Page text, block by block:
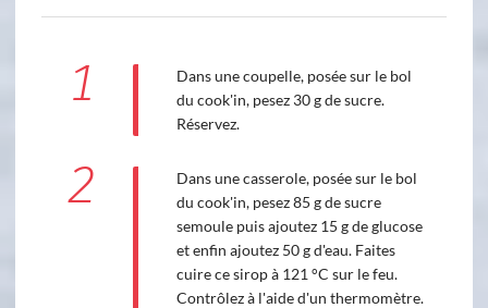
1
Dans une coupelle, posée sur le bol
du cook'in, pesez 30 g de sucre.
Réservez.
2
Dans une casserole, posée sur le bol
du cook'in, pesez 85 g de sucre
semoule puis ajoutez 15 g de glucose
et enfin ajoutez 50 g d'eau. Faites
cuire ce sirop à 121 °C sur le feu.
Contrôlez à l'aide d'un thermomètre.